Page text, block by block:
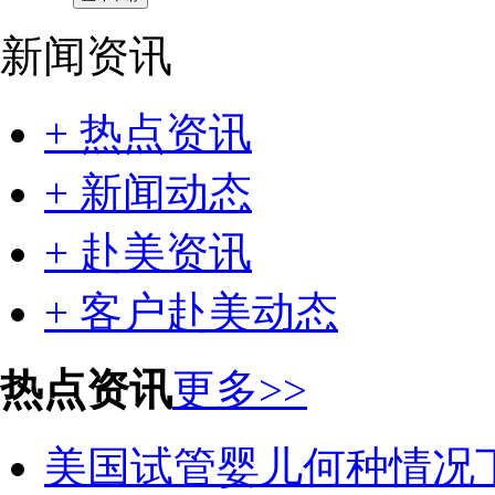
新闻资讯
+ 热点资讯
+ 新闻动态
+ 赴美资讯
+ 客户赴美动态
热点资讯更多>>
美国试管婴儿何种情况